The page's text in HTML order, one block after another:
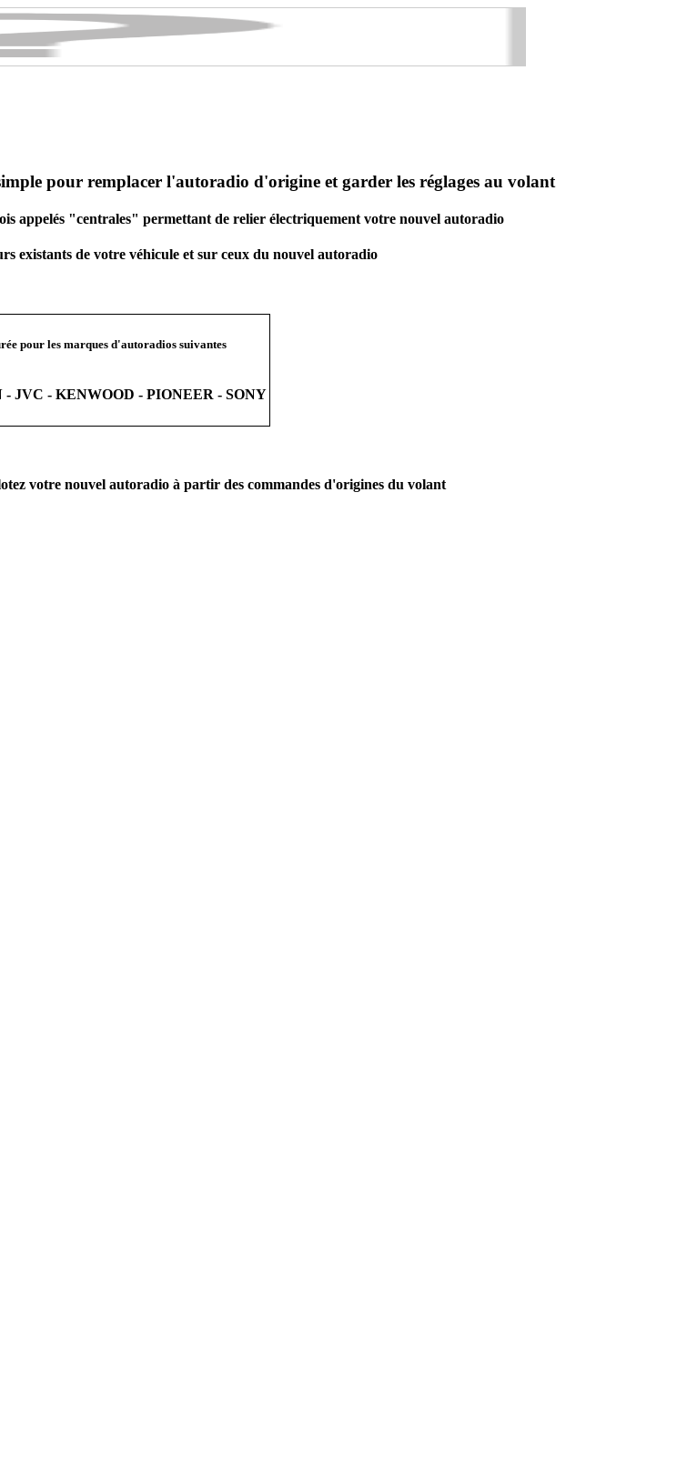
pour remplacer l'autoradio d'origine et garder les réglages au volant
appelés "centrales" permettant de relier électriquement votre nouvel autoradio
existants de votre véhicule et sur ceux du nouvel autoradio
pour les marques d'autoradios suivantes
JVC - KENWOOD - PIONEER - SONY
votre nouvel autoradio à partir des commandes d'origines du volant